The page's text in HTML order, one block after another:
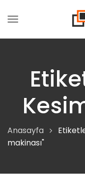
Anasayfa
makinası"